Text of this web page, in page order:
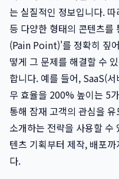
는 실질적인 정보입니다.
등 다양한 형태의 콘텐츠를
(Pain Point)'를 정확히 짚
떻게 그 문제를 해결할 수
합니다. 예를 들어, SaaS(
무 효율을 200% 높이는 5
통해 잠재 고객의 관심을
소개하는 전략을 사용할 수
텐츠 기획부터 제작, 배포
다.